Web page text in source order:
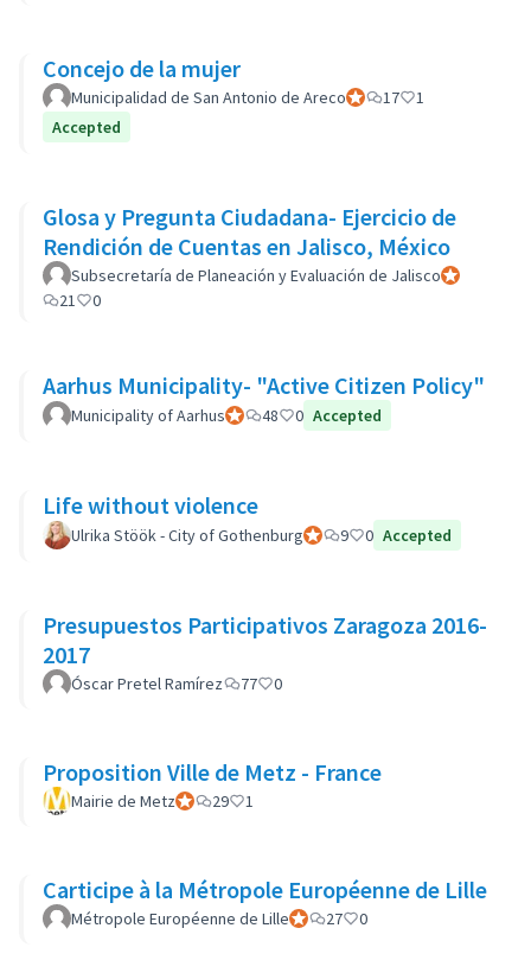
Concejo de la mujer
Municipalidad de San Antonio de ArecoOfficial participant
17
1
Accepted
Glosa y Pregunta Ciudadana- Ejercicio de
Rendición de Cuentas en Jalisco, México
Subsecretaría de Planeación y Evaluación de JaliscoOfficial
21
0
Aarhus Municipality- "Active Citizen Policy"
Municipality of AarhusOfficial participant
48 0 Accepted
Life without violence
Ulrika Stöök - City of GothenburgOfficial participant
9 0 Accepted
Presupuestos Participativos Zaragoza 2016-
2017
Óscar Pretel Ramírez 77 0
Proposition Ville de Metz - France
Mairie de MetzOfficial participant
29 1
Carticipe à la Métropole Européenne de Lille
Métropole Européenne de LilleOfficial participant
27 0